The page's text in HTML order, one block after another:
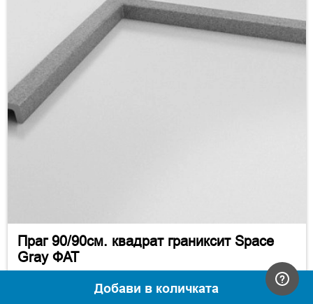
Добави в количката
Праг 90/90см. квадрат граниксит Space
Gray ФАТ